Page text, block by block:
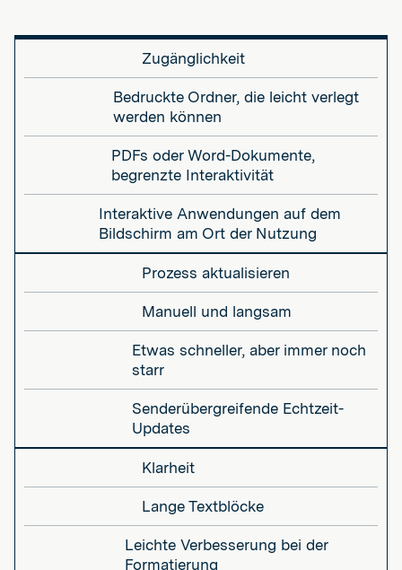
Zugänglichkeit
Bedruckte Ordner, die leicht verlegt
werden können
PDFs oder Word-Dokumente,
begrenzte Interaktivität
Interaktive Anwendungen auf dem
Bildschirm am Ort der Nutzung
Prozess aktualisieren
Manuell und langsam
Etwas schneller, aber immer noch
starr
Senderübergreifende Echtzeit-
Updates
Klarheit
Lange Textblöcke
Leichte Verbesserung bei der
Formatierung